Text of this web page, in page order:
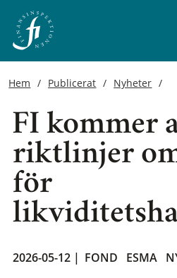
Hem Publicerat Nyheter
FI kommer
riktlinjer
för
2026-05-12 | FOND ESMA